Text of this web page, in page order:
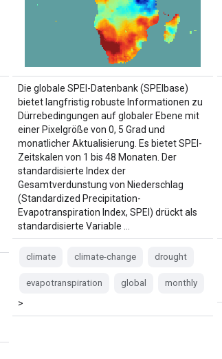
Die globale SPEI-Datenbank (SPEIbase)
bietet langfristig robuste Informationen zu
Dürrebedingungen auf globaler Ebene mit
einer Pixelgröße von 0, 5 Grad und
monatlicher Aktualisierung. Es bietet SPEI-
Zeitskalen von 1 bis 48 Monaten. Der
standardisierte Index der
Gesamtverdunstung von Niederschlag
(Standardized Precipitation-
Evapotranspiration Index, SPEI) drückt als
standardisierte Variable …
climate climate-change drought
evapotranspiration global monthly
>